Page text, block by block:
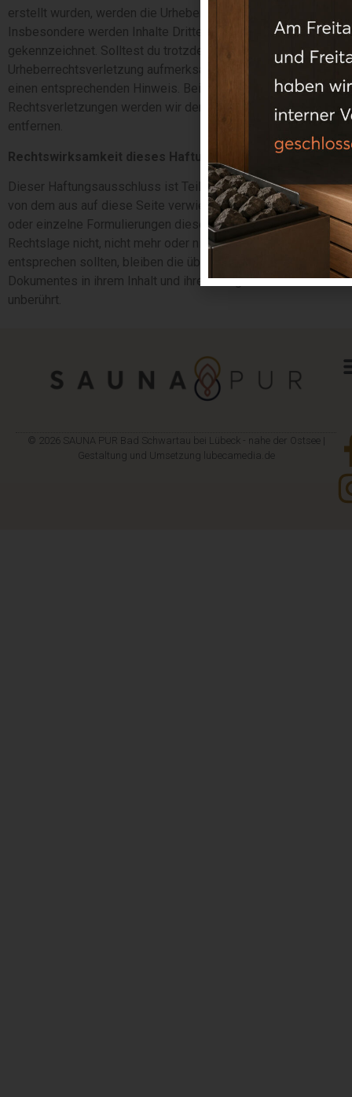
erstellt wurden, werden die Urheberrechte Dritter beachtet.
Insbesondere werden Inhalte Dritter als solche
gekennzeichnet. Solltest du trotzdem auf eine
Urheberrechtsverletzung aufmerksam werden, bitten wir um
einen entsprechenden Hinweis. Bei Bekanntwerden von
Rechtsverletzungen werden wir derartige Inhalte umgehend
entfernen.
Rechtswirksamkeit dieses Haftungsausschlusses
Dieser Haftungsausschluss ist Teil des Internetangebotes,
von dem aus auf diese Seite verwiesen wurde. Sofern Teile
oder einzelne Formulierungen dieses Textes der geltenden
Rechtslage nicht, nicht mehr oder nicht vollständig
entsprechen sollten, bleiben die übrigen Teile des
Dokumentes in ihrem Inhalt und ihrer Gültigkeit davon
unberührt.
© 2026 SAUNA PUR Bad Schwartau bei Lübeck - nahe der Ostsee |
Gestaltung und Umsetzung lubecamedia.de